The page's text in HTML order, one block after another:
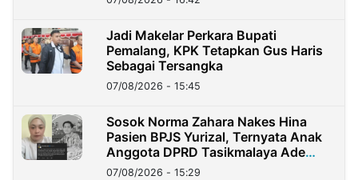
Jadi Makelar Perkara Bupati
Pemalang, KPK Tetapkan Gus Haris
Sebagai Tersangka
07/08/2026 - 15:45
Sosok Norma Zahara Nakes Hina
Pasien BPJS Yurizal, Ternyata Anak
Anggota DPRD Tasikmalaya Ade
Lukman
07/08/2026 - 15:29